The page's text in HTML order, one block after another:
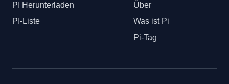
PI Herunterladen
PI-Liste
Über
Was ist Pi
Pi-Tag